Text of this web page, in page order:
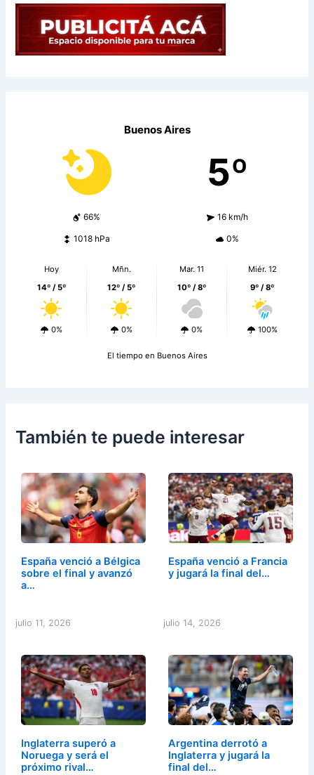
Buenos Aires
5º
66% 16 km/h
1018 hPa 0%
Hoy
14º / 5º
0%
Mñn.
12º / 5º
0%
Mar. 11
10º / 8º
0%
Miér. 12
9º / 8º
100%
El tiempo en Buenos Aires
También te puede interesar
España venció a Bélgica
sobre el final y avanzó
a…
julio 11, 2026
España venció a Francia
y jugará la final del…
julio 14, 2026
Inglaterra superó a
Noruega y será el
próximo rival…
Argentina derrotó a
Inglaterra y jugará la
final del…